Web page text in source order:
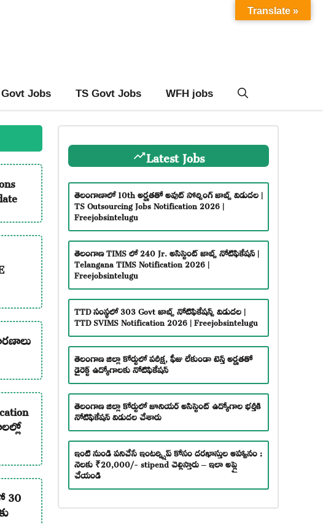
Jobs TS Govt Jobs WFH jobs
30
Latest Jobs
తెలంగాణాలో 10th అర్హతతో అవుట్ సోర్సింగ్ జాబ్స్ విడుదల |
TS Outsourcing Jobs Notification 2026 |
Freejobsintelugu
తెలంగాణ TIMS లో 240 Jr. అసిస్టెంట్ జాబ్స్ నోటిఫికేషన్ |
Telangana TIMS Notification 2026 |
Freejobsintelugu
TTD సంస్థలో 303 Govt జాబ్స్ నోటిఫికేషన్స్ విడుదల |
TTD SVIMS Notification 2026 | Freejobsintelugu
తెలంగాణ జిల్లా కోర్టులో పరీక్ష, ఫీజు లేకుండా టెన్త్ అర్హతతో
డైరెక్ట్ ఉద్యోగాలకు నోటిఫికేషన్
తెలంగాణ జిల్లా కోర్టులో జూనియర్ అసిస్టెంట్ ఉద్యోగాల భర్తీకి
నోటిఫికేషన్ విడుదల చేశారు
ఇంటి నుండి పనిచేసే ఇంటర్న్షిప్ కోసం దరఖాస్తుల ఆహ్వానం :
నెలకు ₹20,000/- stipend చెల్లిస్తారు – ఇలా అప్లై
చేయండి
Translate »